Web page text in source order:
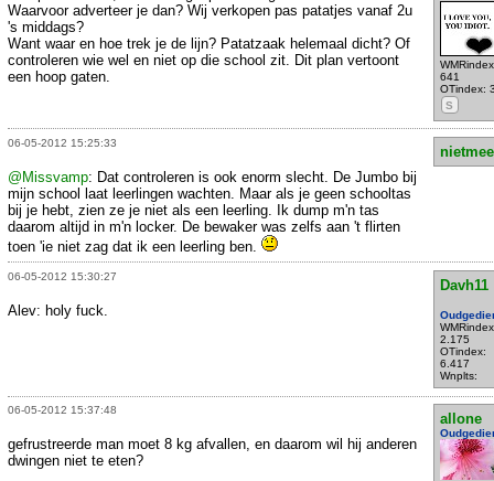
641
OTindex:
S
Waarvoor adverteer je dan? Wij verkopen pas patatjes vanaf 2u
's middags?
Want waar en hoe trek je de lijn? Patatzaak helemaal dicht? Of
controleren wie wel en niet op die school zit. Dit plan vertoont
een hoop gaten.
06-05-2012 15:25:33
@Missvamp: Dat controleren is ook enorm slecht. De Jumbo bij
mijn school laat leerlingen wachten. Maar als je geen schooltas
bij je hebt, zien ze je niet als een leerling. Ik dump m'n tas
daarom altijd in m'n locker. De bewaker was zelfs aan 't flirten
toen 'ie niet zag dat ik een leerling ben.
06-05-2012 15:30:27
Davh11
2.175
OTindex:
6.417
Wnplts:
Alev: holy fuck.
06-05-2012 15:37:48
allone
gefrustreerde man moet 8 kg afvallen, en daarom wil hij anderen
dwingen niet te eten?